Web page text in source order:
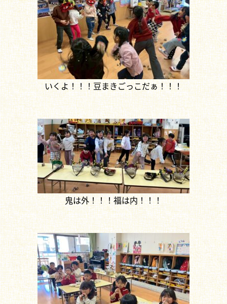
いくよ！！！豆まきごっこだぁ！！！
鬼は外！！！福は内！！！